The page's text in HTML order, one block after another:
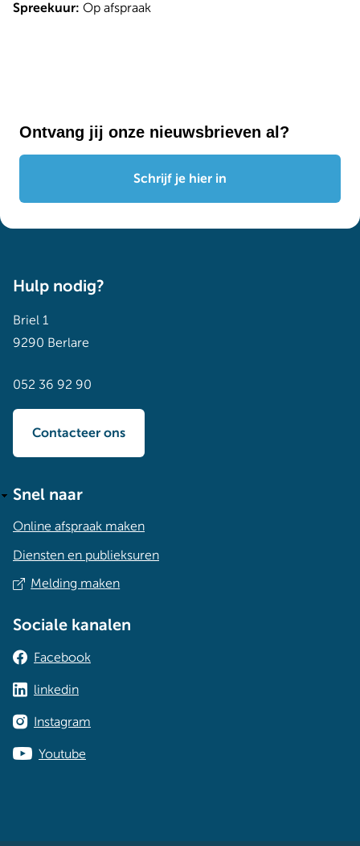
Spreekuur: Op afspraak
Ontvang jij onze nieuwsbrieven al?
Schrijf je hier in
Hulp nodig?
Briel 1
9290 Berlare
052 36 92 90
Contacteer ons
Snel naar
Online afspraak maken
Diensten en publieksuren
Melding maken
Sociale kanalen
Facebook
linkedin
Instagram
Youtube